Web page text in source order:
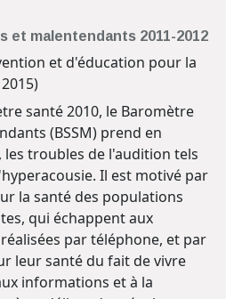
et malentendants 2011-2012
et d'éducation pour la
santé 2010, le Baromètre
(BSSM) prend en
troubles de l'audition tels
Il est motivé par
la santé des populations
qui échappent aux
par téléphone, et par
leur santé du fait de vivre
informations et à la